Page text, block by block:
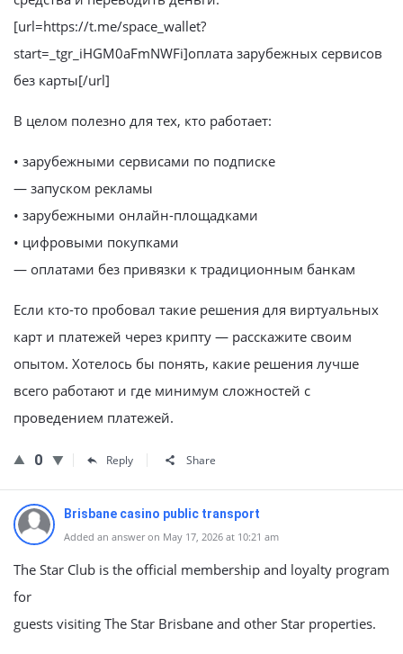
[url=https://t.me/space_wallet?
start=_tgr_iHGM0aFmNWFi]оплата зарубежных сервисов
без карты[/url]
В целом полезно для тех, кто работает:
• зарубежными сервисами по подписке
— запуском рекламы
• зарубежными онлайн-площадками
• цифровыми покупками
— оплатами без привязки к традиционным банкам
Если кто-то пробовал такие решения для виртуальных
карт и платежей через крипту — расскажите своим
опытом. Хотелось бы понять, какие решения лучше
всего работают и где минимум сложностей с
проведением платежей.
0 Reply Share
Brisbane casino public transport
Added an answer on May 17, 2026 at 10:21 am
The Star Club is the official membership and loyalty program
for
guests visiting The Star Brisbane and other Star properties.